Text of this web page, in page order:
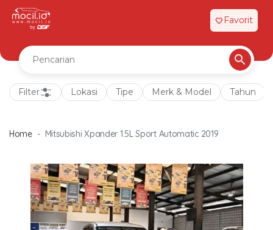
favorite Favorit
Filter Lokasi Tipe Merk & Model Tahun
Home Mitsubishi Xpander 1.5L Sport Automatic 2019